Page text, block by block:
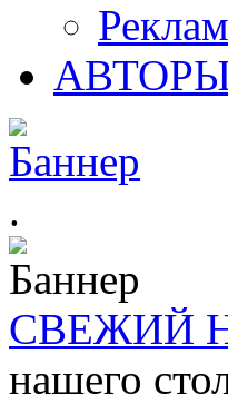
.
СВЕЖИЙ
нашего